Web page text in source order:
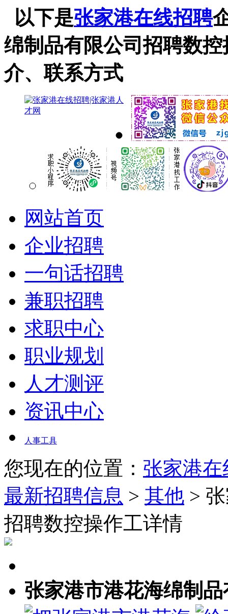
以下是张家港在线招聘
绵制品有限公司招聘数
介、联系方式
网站首页
企业招聘
一句话招聘
兼职招聘
求职中心
职业规划
人才测评
资讯中心
人事工具
您现在的位置： 张家港
最新招聘信息 > 其他 >
招聘数控操作工详情
张家港市港花海绵制